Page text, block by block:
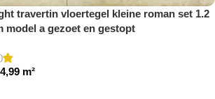
travertin vloertegel kleine roman set 1.2
model a gezoet en gestopt
m²